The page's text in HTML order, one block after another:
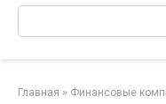
Главная » Финансовые